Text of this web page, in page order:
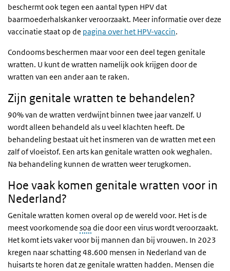
beschermt ook tegen een aantal typen HPV dat
baarmoederhalskanker veroorzaakt. Meer informatie over deze
vaccinatie staat op de pagina over het HPV-vaccin.
Condooms beschermen maar voor een deel tegen genitale
wratten. U kunt de wratten namelijk ook krijgen door de
wratten van een ander aan te raken.
Zijn genitale wratten te behandelen?
90% van de wratten verdwijnt binnen twee jaar vanzelf. U
wordt alleen behandeld als u veel klachten heeft. De
behandeling bestaat uit het insmeren van de wratten met een
zalf of vloeistof. Een arts kan genitale wratten ook weghalen.
Na behandeling kunnen de wratten weer terugkomen.
Hoe vaak komen genitale wratten voor in
Nederland?
Genitale wratten komen overal op de wereld voor. Het is de
meest voorkomende soa die door een virus wordt veroorzaakt.
Het komt iets vaker voor bij mannen dan bij vrouwen. In 2023
kregen naar schatting 48.600 mensen in Nederland van de
huisarts te horen dat ze genitale wratten hadden. Mensen die